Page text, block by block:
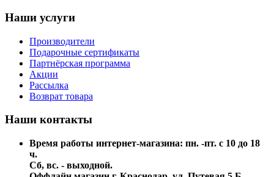
Наши услуги
Производители
Подарочные сертификаты
Партнёрская программа
Акции
Рассылка
Возврат товара
Наши контакты
Время работы интернет-магазина: пн. -пт. с 10 до 18
ч.
Сб, вс. - выходной.